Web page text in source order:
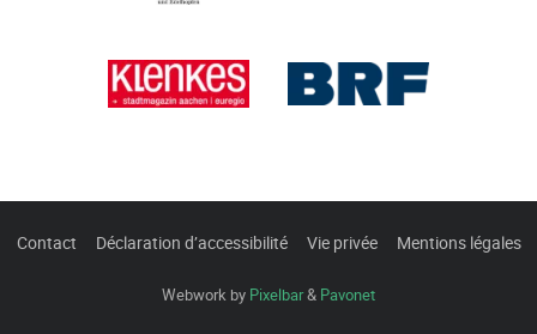
Contact Déclaration d’accessibilité Vie privée Mentions légales
Webwork by Pixelbar& Pavonet